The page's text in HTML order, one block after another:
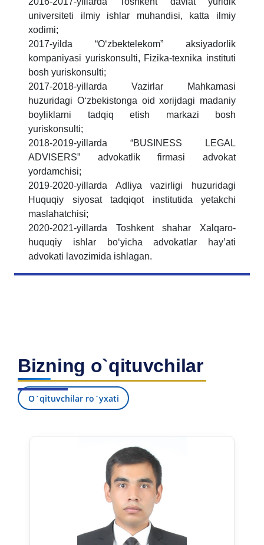
universiteti ilmiy ishlar muhandisi, katta ilmiy
xodimi;
2017-yilda “Oʻzbektelekom” aksiyadorlik
kompaniyasi yuriskonsulti, Fizika-texnika instituti
bosh yuriskonsulti;
2017-2018-yillarda Vazirlar Mahkamasi
huzuridagi Oʻzbekistonga oid xorijdagi madaniy
boyliklarni tadqiq etish markazi bosh
yuriskonsulti;
2018-2019-yillarda “BUSINESS LEGAL
ADVISERS” advokatlik firmasi advokat
yordamchisi;
2019-2020-yillarda Adliya vazirligi huzuridagi
Huquqiy siyosat tadqiqot institutida yetakchi
maslahatchisi;
2020-2021-yillarda Toshkent shahar Xalqaro-
huquqiy ishlar boʻyicha advokatlar hayʼati
advokati lavozimida ishlagan.
Bizning o`qituvchilar
O`qituvchilar ro`yxati